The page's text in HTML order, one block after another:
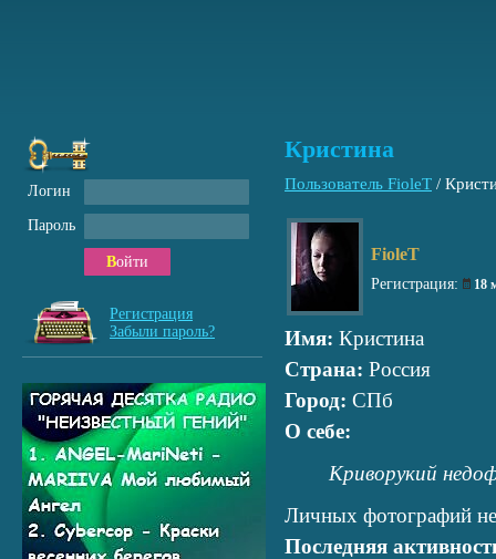
Кристина
Пользователь FioleT /
FioleT
Регистрация: 18
Имя: Кристина
Страна: Россия
Город: СПб
О себе:
Криворукий
Личных фотографий
Последняя
Логин
Пароль
Войти
Регистрация
Забыли пароль?